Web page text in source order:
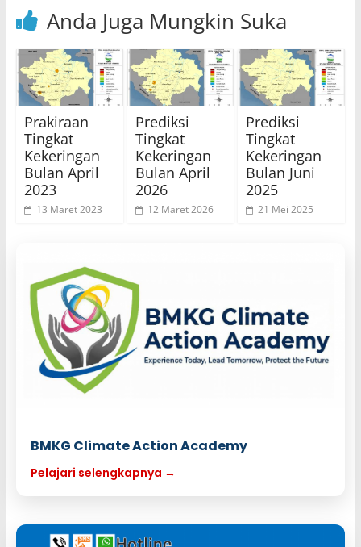
Anda Juga Mungkin Suka
Prakiraan
Tingkat
Kekeringan
Bulan April
2023
13 Maret 2023
Prediksi
Tingkat
Kekeringan
Bulan April
2026
12 Maret 2026
Prediksi
Tingkat
Kekeringan
Bulan Juni
2025
21 Mei 2025
BMKG Climate Action Academy
Pelajari selengkapnya →